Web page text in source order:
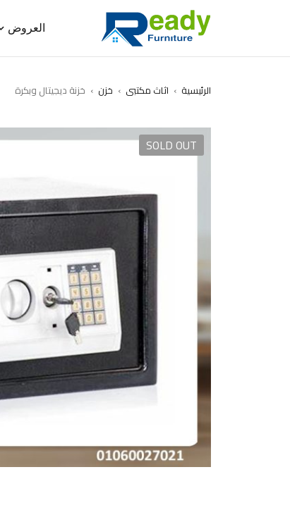
العروض
الرئيسية › اثاث مكتبى › خزن › خزنة ديجيتال وبكرة
SOLD OUT